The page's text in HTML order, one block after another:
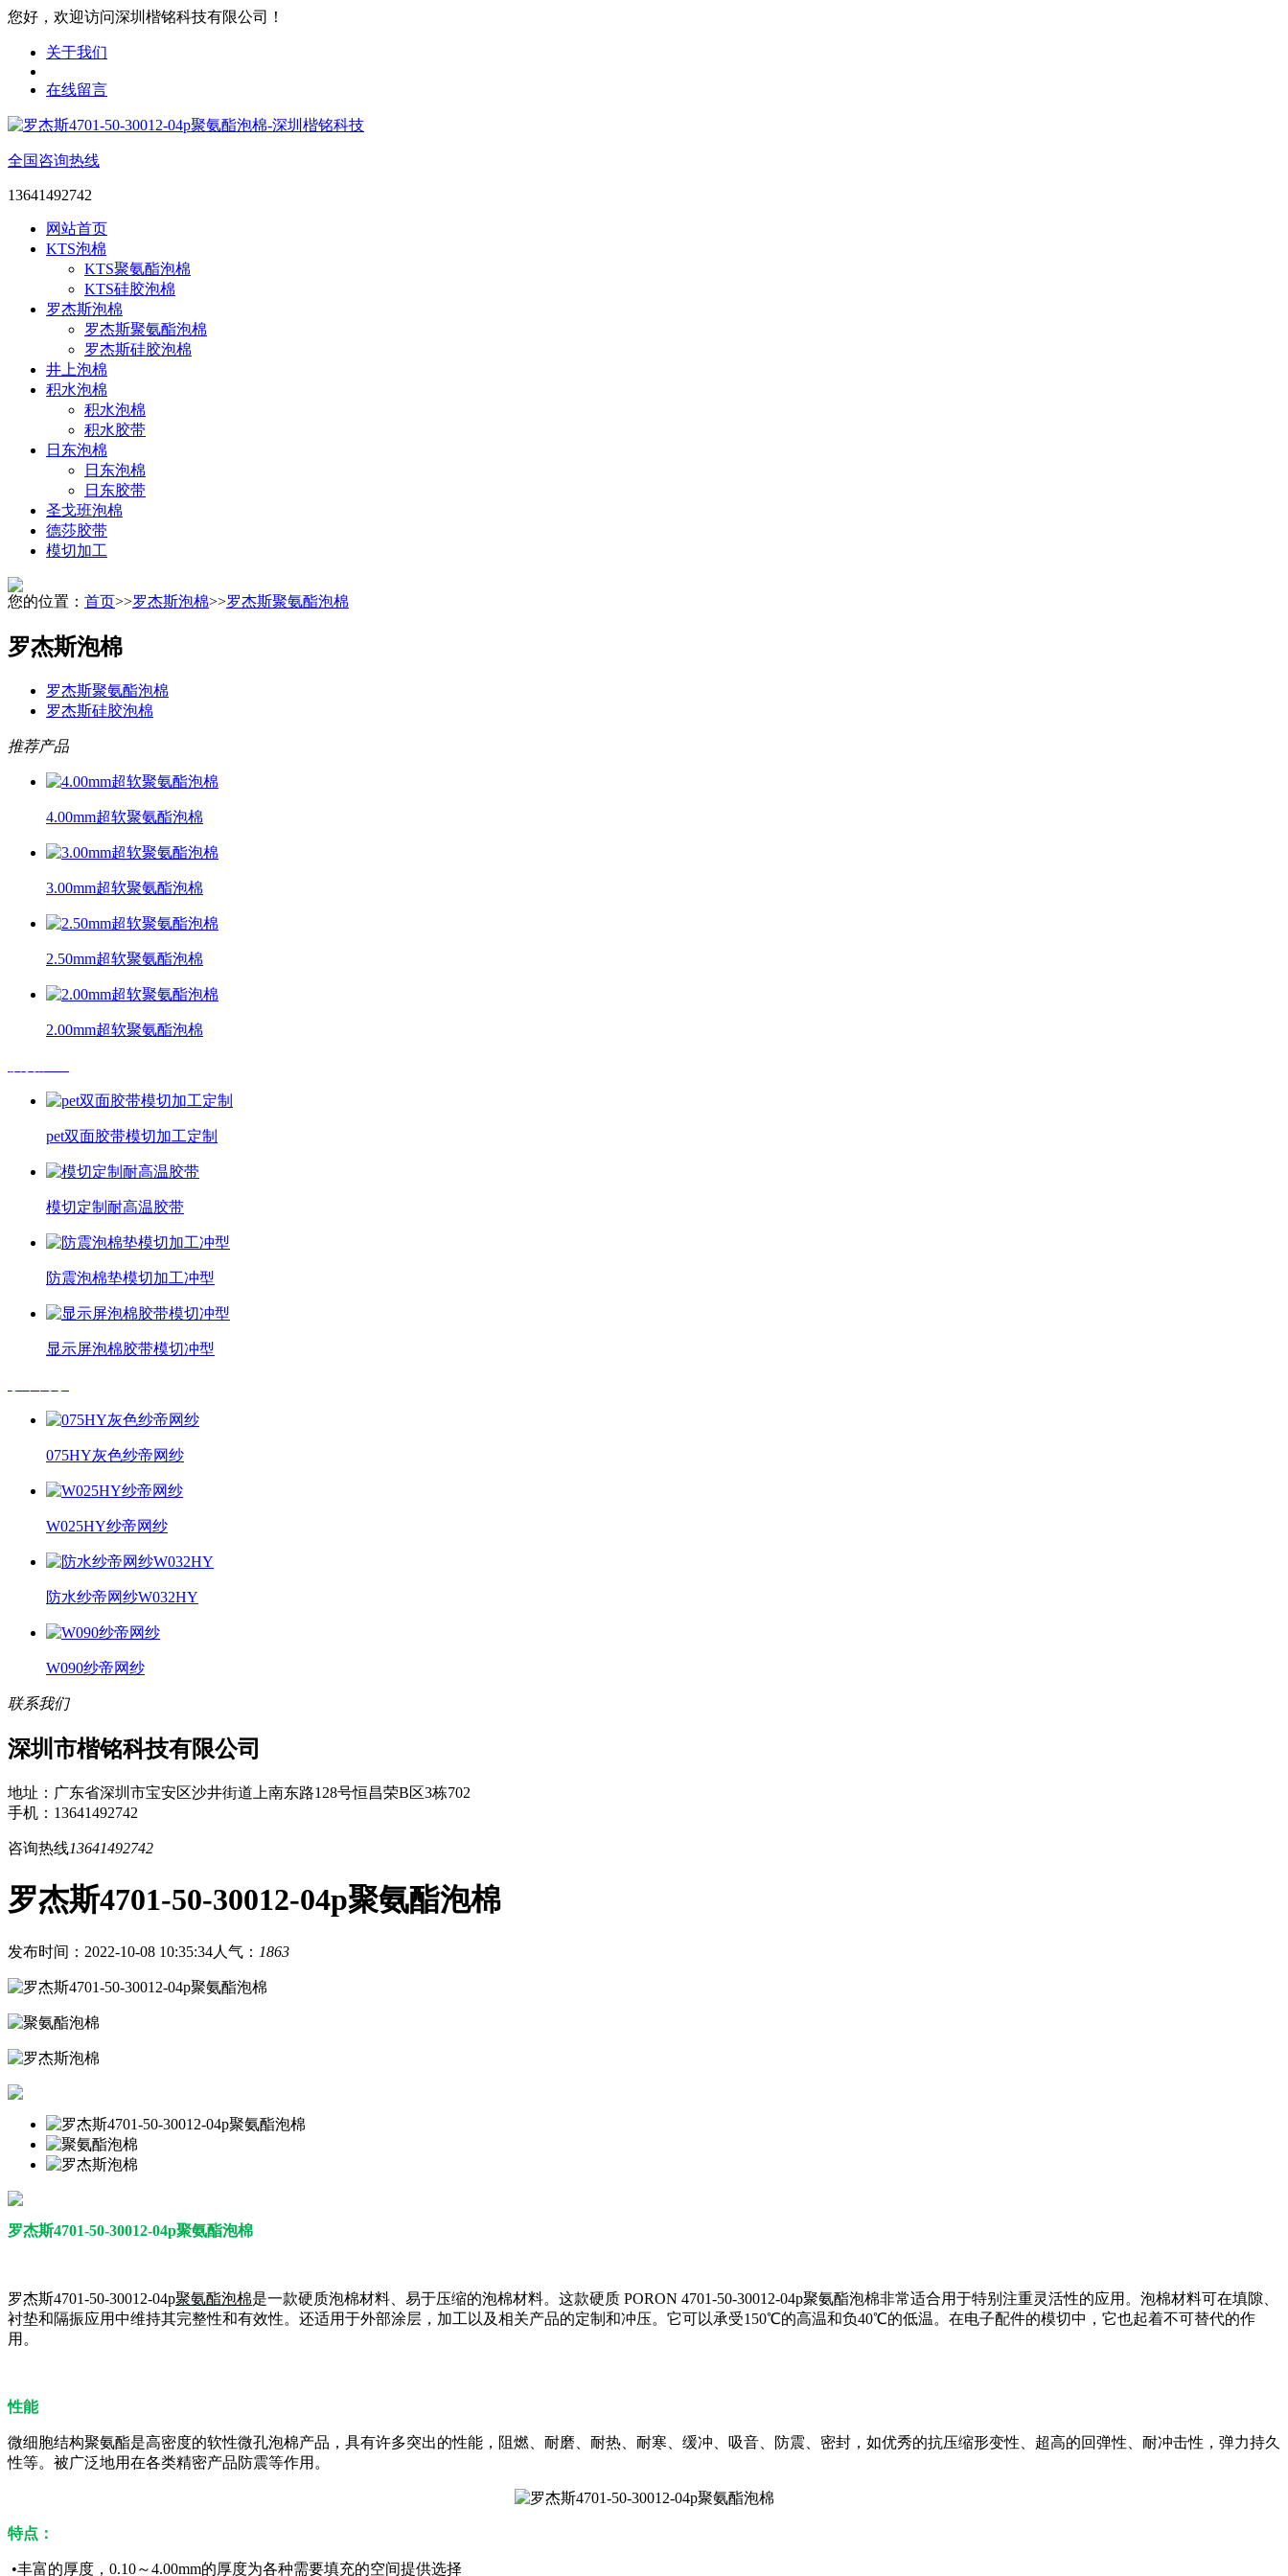
您好，欢迎访问深圳楷铭科技有限公司！
关于我们
在线留言
全国咨询热线
13641492742
网站首页
KTS泡棉
KTS聚氨酯泡棉
KTS硅胶泡棉
罗杰斯泡棉
罗杰斯聚氨酯泡棉
罗杰斯硅胶泡棉
井上泡棉
积水泡棉
积水泡棉
积水胶带
日东泡棉
日东泡棉
日东胶带
圣戈班泡棉
德莎胶带
模切加工
您的位置： 首页>>罗杰斯泡棉>>罗杰斯聚氨酯泡棉
罗杰斯泡棉
罗杰斯聚氨酯泡棉
罗杰斯硅胶泡棉
推荐产品
4.00mm超软聚氨酯泡棉
3.00mm超软聚氨酯泡棉
2.50mm超软聚氨酯泡棉
2.00mm超软聚氨酯泡棉
pet双面胶带模切加工定制
模切定制耐高温胶带
防震泡棉垫模切加工冲型
显示屏泡棉胶带模切冲型
075HY灰色纱帝网纱
W025HY纱帝网纱
防水纱帝网纱W032HY
W090纱帝网纱
联系我们
深圳市楷铭科技有限公司
地址：广东省深圳市宝安区沙井街道上南东路128号恒昌荣B区3栋702
手机：13641492742
咨询热线13641492742
罗杰斯4701-50-30012-04p聚氨酯泡棉
发布时间：2022-10-08 10:35:34人气： 1863
罗杰斯4701-50-30012-04p聚氨酯泡棉
罗杰斯4701-50-30012-04p聚氨酯泡棉是一款硬质泡棉材料、易于压缩的泡棉材料。这款硬质 PORON 4701-50-30012-04p聚氨酯泡棉非常适合用于特别注重灵活性的应用。泡棉材料可在填隙、
衬垫和隔振应用中维持其完整性和有效性。还适用于外部涂层，加工以及相关产品的定制和冲压。它可以承受150℃的高温和负40℃的低温。在电子配件的模切中，它也起着不可替代的作
用。
性能
微细胞结构聚氨酯是高密度的软性微孔泡棉产品，具有许多突出的性能，阻燃、耐磨、耐热、耐寒、缓冲、吸音、防震、密封，如优秀的抗压缩形变性、超高的回弹性、耐冲击性，弹力持久
性等。被广泛地用在各类精密产品防震等作用。
特点：
•丰富的厚度，0.10～4.00mm的厚度为各种需要填充的空间提供选择